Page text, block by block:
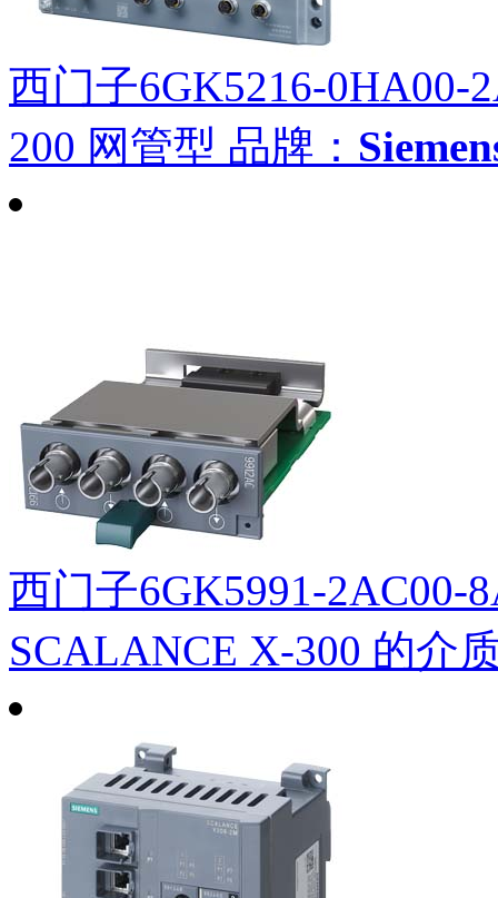
西门子6GK5216-0HA00-
200 网管型 品牌：
西门子6GK5991-2AC00-
SCALANCE X-300 的介